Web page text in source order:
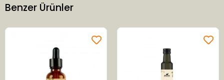
Benzer Ürünler